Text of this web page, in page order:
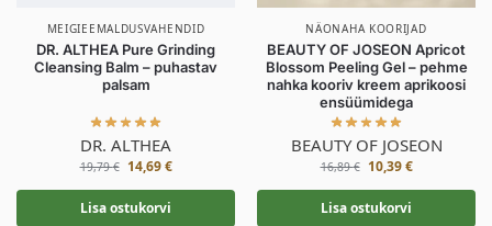
MEIGIEEMALDUSVAHENDID
DR. ALTHEA Pure Grinding
Cleansing Balm – puhastav
palsam
DR. ALTHEA
19,79€ 14,69€
Lisa ostukorvi
NÄONAHA KOORIJAD
BEAUTY OF JOSEON Apricot
Blossom Peeling Gel – pehme
nahka kooriv kreem aprikoosi
ensüümidega
BEAUTY OF JOSEON
16,89€ 10,39€
Lisa ostukorvi